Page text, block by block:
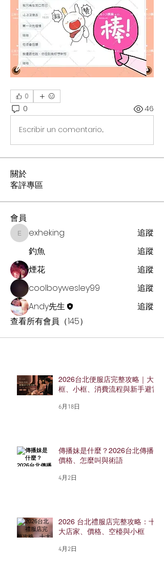
0
0 46
Escribir un comentario...
關於
客評專區
會員
exheking
exheking
追蹤
釣魚
追蹤
煙花
追蹤
coolboywesley99
追蹤
Andy先生
追蹤
查看所有會員（145）
2026台北便服店完整攻略｜大
框、小框、消費流程與新手避雷
6月18日
傳播妹是什麼？2026台北傳播
價格、怎麼叫與術語
4月2日
2026 台北禮服店完整攻略：十
大店家、價格、空檯與小框
4月2日